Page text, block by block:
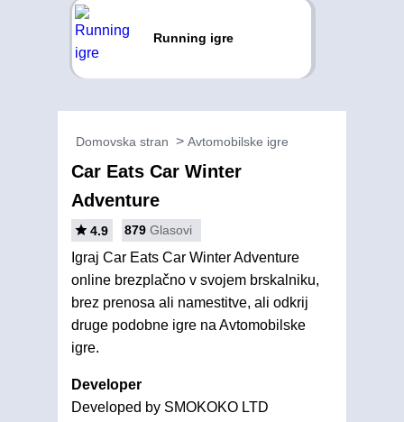
Running igre
Domovska stran Avtomobilske igre
Car Eats Car Winter
Adventure
4.9 879 Glasovi
Igraj Car Eats Car Winter Adventure
online brezplačno v svojem brskalniku,
brez prenosa ali namestitve, ali odkrij
druge podobne igre na Avtomobilske
igre.
Developer
Developed by SMOKOKO LTD